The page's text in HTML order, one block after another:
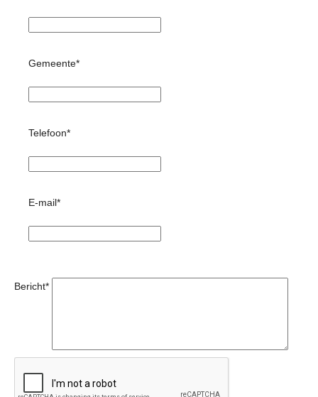
Gemeente*
Telefoon*
E-mail*
Bericht*